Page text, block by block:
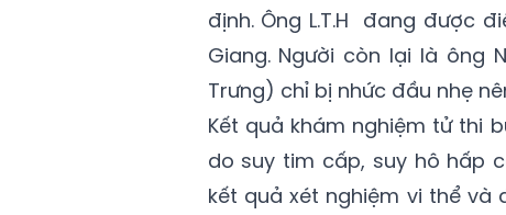
định. Ông L.T.H đang được
Giang. Người còn lại là ông
Trưng) chỉ bị nhức đầu nhẹ
Kết quả khám nghiệm tử thi
do suy tim cấp, suy hô hấp
kết quả xét nghiệm vi thể và